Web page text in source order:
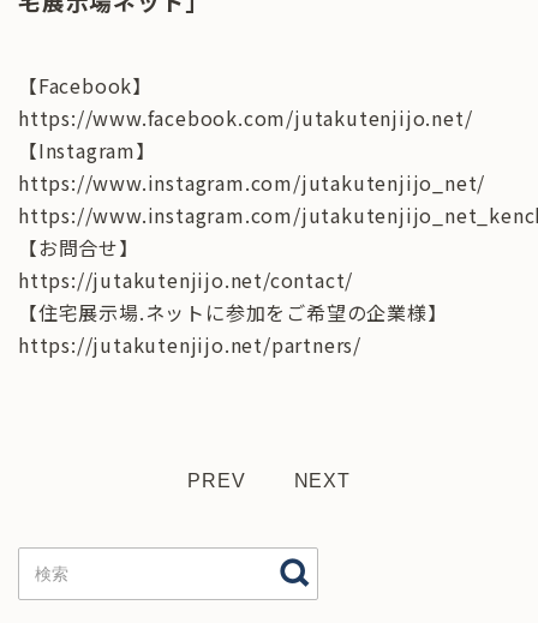
【Facebook】
https://www.facebook.com/jutakutenjijo.net/
【Instagram】
https://www.instagram.com/jutakutenjijo_net/
https://www.instagram.com/
【お問合せ】
https://jutakutenjijo.net/contact/
【住宅展示場.ネットに参加をご希望の企業様】
https://jutakutenjijo.net/partners/
PREV NEXT